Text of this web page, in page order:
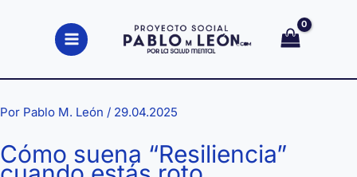
contenido
Por Pablo M. León / 29.04.2025
Cómo suena “Resiliencia”